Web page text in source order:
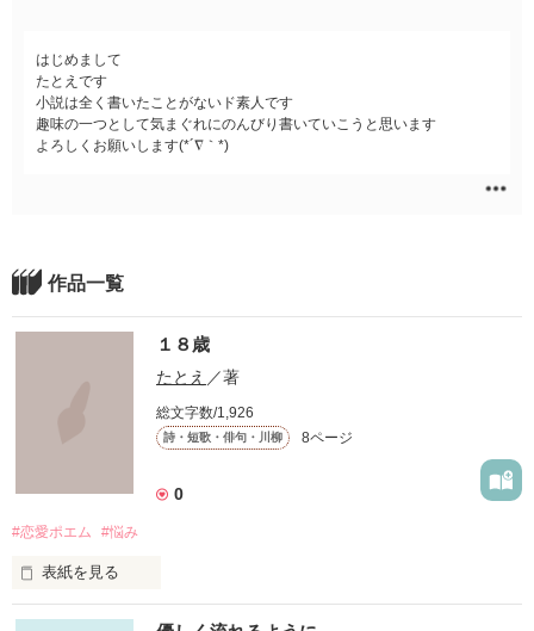
はじめまして
たとえです
小説は全く書いたことがないド素人です
趣味の一つとして気まぐれにのんびり書いていこうと思います
よろしくお願いします(*´∇｀*)
作品一覧
１８歳
たとえ ／著
総文字数/1,926
詩・短歌・俳句・川柳 8ページ
0
#恋愛ポエム #悩み
表紙を見る
恋愛、将来の不安、悩み、社会への疑問